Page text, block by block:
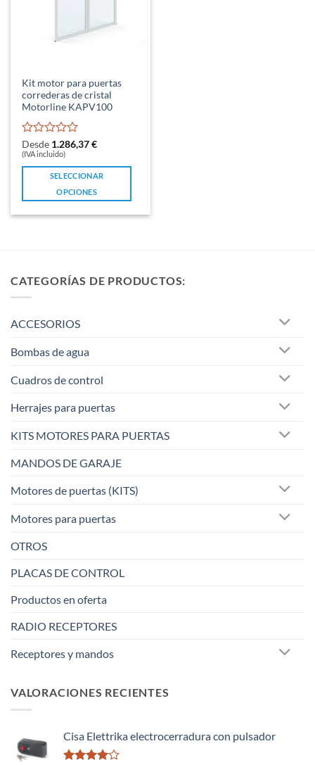
Kit motor para puertas
correderas de cristal
Motorline KAPV100
Valorado
con
0
Desde 1.286,37€
(IVA incluido)
SELECCIONAR
OPCIONES
Las
opciones
pueden
en
página
producto
CATEGORÍAS DE PRODUCTOS:
ACCESORIOS
Bombas de agua
Cuadros de control
Herrajes para puertas
KITS MOTORES PARA PUERTAS
MANDOS DE GARAJE
Motores de puertas (KITS)
Motores para puertas
OTROS
PLACAS DE CONTROL
Productos en oferta
RADIO RECEPTORES
Receptores y mandos
VALORACIONES RECIENTES
Cisa Elettrika electrocerradura con pulsador